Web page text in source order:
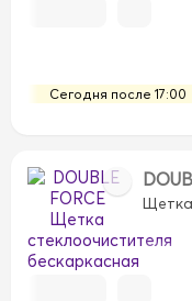
Сегодня после 17:00
Щетка